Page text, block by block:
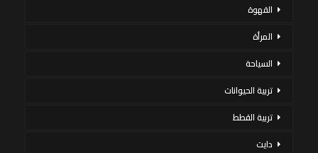
القهوة
المرأة
السياحة
تربية الحيوانات
تربية القطط
دايت